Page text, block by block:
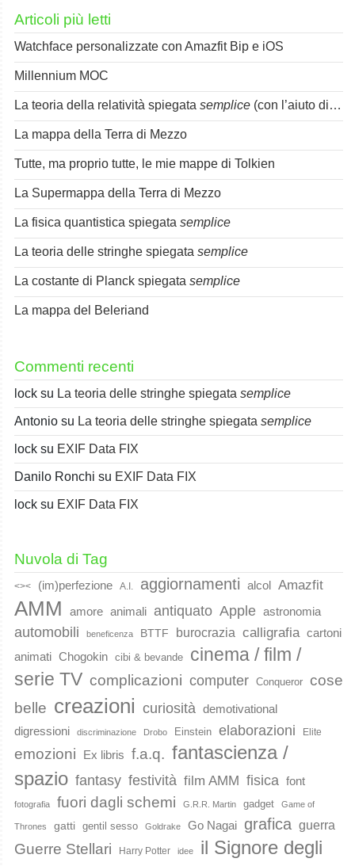
Articoli più letti
Watchface personalizzate con Amazfit Bip e iOS
Millennium MOC
La teoria della relatività spiegata semplice (con l’aiuto di Spok)
La mappa della Terra di Mezzo
Tutte, ma proprio tutte, le mie mappe di Tolkien
La Supermappa della Terra di Mezzo
La fisica quantistica spiegata semplice
La teoria delle stringhe spiegata semplice
La costante di Planck spiegata semplice
La mappa del Beleriand
Commenti recenti
lock su La teoria delle stringhe spiegata semplice
Antonio su La teoria delle stringhe spiegata semplice
lock su EXIF Data FIX
Danilo Ronchi su EXIF Data FIX
lock su EXIF Data FIX
Nuvola di Tag
<>< (im)perfezione A.I. aggiornamenti alcol Amazfit
AMM amore animali antiquato Apple astronomia
automobili beneficenza BTTF burocrazia calligrafia cartoni
animati Chogokin cibi & bevande
cinema / film /
serie TV complicazioni computer Conqueror
cose
belle creazioni curiosità demotivational
digressioni
discriminazione Drobo Einstein elaborazioni Elite
emozioni Ex libris f.a.q. fantascienza /
spazio fantasy festività film AMM fisica font
fotografia fuori dagli schemi G.R.R. Martin gadget Game of
Thrones gatti gentil sesso Goldrake Go Nagai grafica guerra
Guerre Stellari Harry Potter idee
il Signore degli